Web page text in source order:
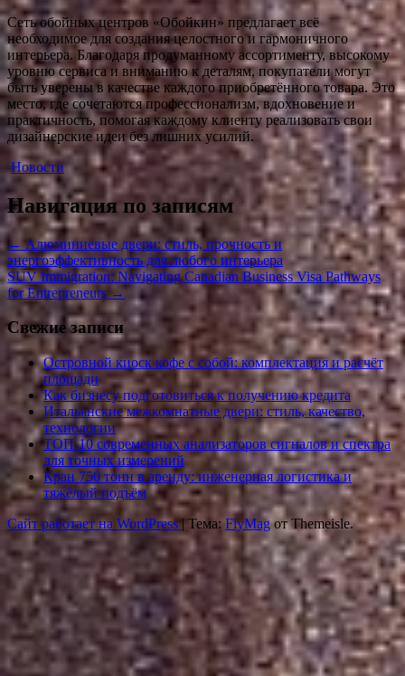
Сеть обойных центров «Обойкин» предлагает всё
необходимое для создания целостного и гармоничного
интерьера. Благодаря продуманному ассортименту, высокому
уровню сервиса и вниманию к деталям, покупатели могут
быть уверены в качестве каждого приобретённого товара. Это
место, где сочетаются профессионализм, вдохновение и
практичность, помогая каждому клиенту реализовать свои
дизайнерские идеи без лишних усилий.
Новости
Навигация по записям
← Алюминиевые двери: стиль, прочность и
энергоэффективность для любого интерьера
SUV Immigration: Navigating Canadian Business Visa Pathways
for Entrepreneurs →
Свежие записи
Островной киоск кофе с собой: комплектация и расчёт
площади
Как бизнесу подготовиться к получению кредита
Итальянские межкомнатные двери: стиль, качество,
технологии
ТОП-10 современных анализаторов сигналов и спектра
для точных измерений
Кран 750 тонн в аренду: инженерная логистика и
тяжёлый подъём
Сайт работает на WordPress| Тема: FlyMagот Themeisle.